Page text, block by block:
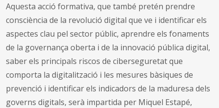
Aquesta acció formativa, que també pretén prendre
consciència de la revolució digital que ve i identificar els
aspectes clau pel sector públic, aprendre els fonaments
de la governança oberta i de la innovació pública digital,
saber els principals riscos de ciberseguretat que
comporta la digitalització i les mesures bàsiques de
prevenció i identificar els indicadors de la maduresa dels
governs digitals, serà impartida per Miquel Estapé,